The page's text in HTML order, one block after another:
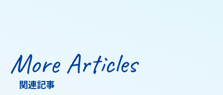
More Articles
関連記事